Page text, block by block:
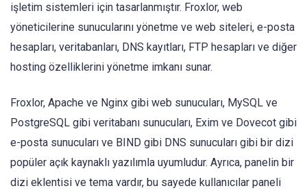
işletim sistemleri için tasarlanmıştır. Froxlor, web
yöneticilerine sunucularını yönetme ve web siteleri, e-posta
hesapları, veritabanları, DNS kayıtları, FTP hesapları ve diğer
hosting özelliklerini yönetme imkanı sunar.
Froxlor, Apache ve Nginx gibi web sunucuları, MySQL ve
PostgreSQL gibi veritabanı sunucuları, Exim ve Dovecot gibi
e-posta sunucuları ve BIND gibi DNS sunucuları gibi bir dizi
popüler açık kaynaklı yazılımla uyumludur. Ayrıca, panelin bir
dizi eklentisi ve tema vardır, bu sayede kullanıcılar paneli